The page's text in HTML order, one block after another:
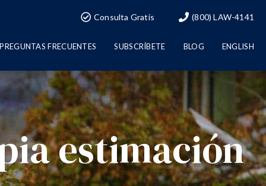
Consulta Gratis (800) LAW-4141
PREGUNTAS FRECUENTES SUBSCRÍBETE BLOG ENGLISH
estimación